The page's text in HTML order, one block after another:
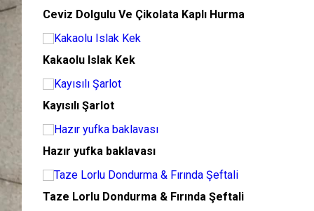
Ceviz Dolgulu Ve Çikolata Kaplı Hurma
Kakaolu Islak Kek
Kayısılı Şarlot
Hazır yufka baklavası
Taze Lorlu Dondurma & Fırında Şeftali